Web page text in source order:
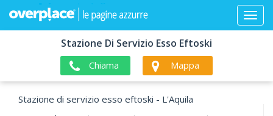
Stazione Di Servizio Esso Eftoski
Chiama Mappa
Stazione di servizio esso eftoski - L'Aquila